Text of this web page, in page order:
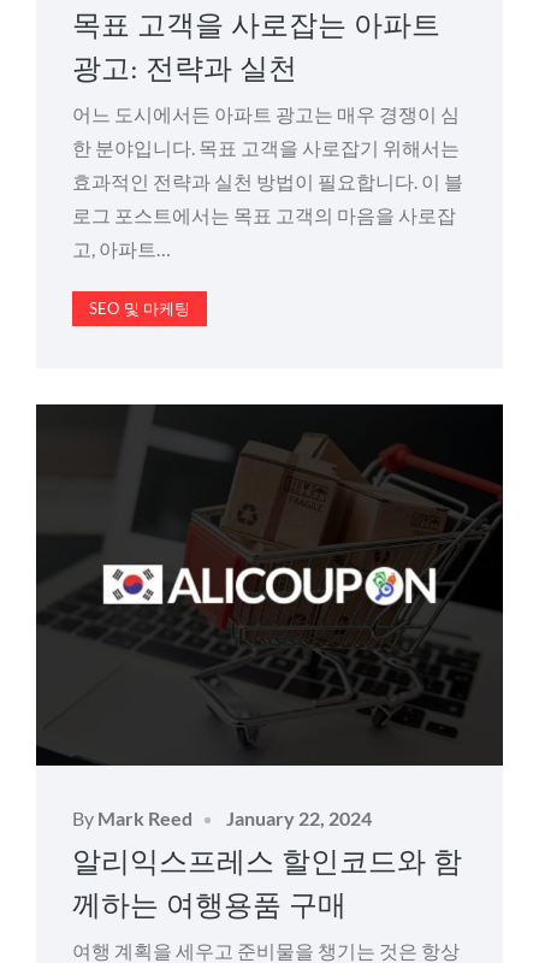
on
목표 고객을 사로잡는 아파트
광고: 전략과 실천
어느 도시에서든 아파트 광고는 매우 경쟁이 심
한 분야입니다. 목표 고객을 사로잡기 위해서는
효과적인 전략과 실천 방법이 필요합니다. 이 블
로그 포스트에서는 목표 고객의 마음을 사로잡
고, 아파트…
SEO 및 마케팅
By Mark Reed
Posted
on
January 22, 2024
알리익스프레스 할인코드와 함
께하는 여행용품 구매
여행 계획을 세우고 준비물을 챙기는 것은 항상